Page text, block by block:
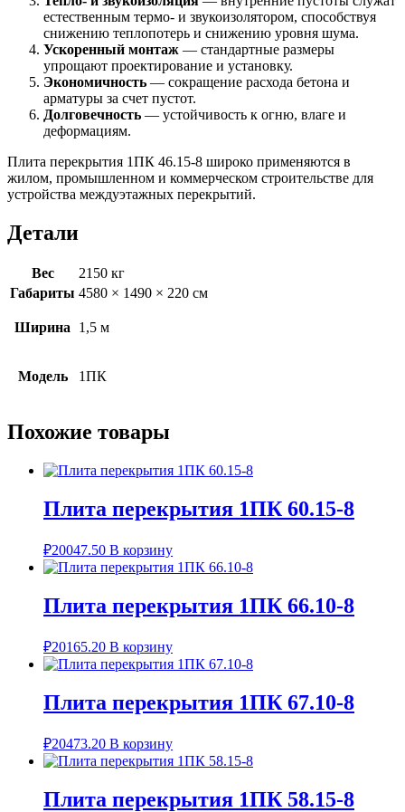
естественным термо- и звукоизолятором, способствуя
снижению теплопотерь и снижению уровня шума.
Ускоренный монтаж — стандартные размеры
упрощают проектирование и установку.
Экономичность — сокращение расхода бетона и
арматуры за счет пустот.
Долговечность — устойчивость к огню, влаге и
деформациям.
Плита перекрытия 1ПК 46.15-8 широко применяются в
жилом, промышленном и коммерческом строительстве для
устройства междуэтажных перекрытий.
Детали
Вес
2150 кг
Габариты 4580 × 1490 × 220 см
Ширина 1,5 м
Модель 1ПК
Похожие товары
Плита перекрытия 1ПК 60.15-8
₽20047.50 В корзину
Плита перекрытия 1ПК 66.10-8
₽20165.20 В корзину
Плита перекрытия 1ПК 67.10-8
₽20473.20 В корзину
Плита перекрытия 1ПК 58.15-8